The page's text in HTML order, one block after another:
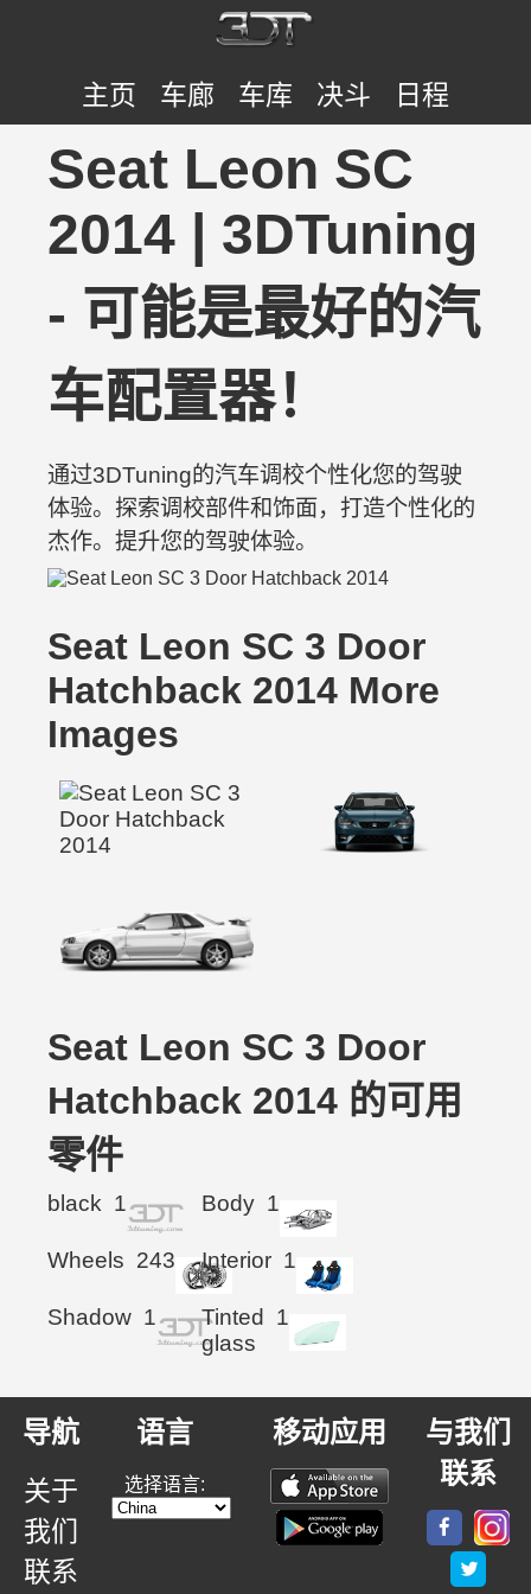
主页 车廊 车库 决斗 日程
Seat Leon SC
2014 | 3DTuning
- 可能是最好的汽
车配置器！
通过3DTuning的汽车调校个性化您的驾驶
体验。探索调校部件和饰面，打造个性化的
杰作。提升您的驾驶体验。
Seat Leon SC 3 Door
Hatchback 2014 More
Images
Seat Leon SC 3 Door
Hatchback 2014 的可用
零件
black 1 Body 1
Wheels 243 Interior 1
Shadow 1
Tinted
glass
1
导航
关于
我们
联系
语言
选择语言:
移动应用
与我们
联系